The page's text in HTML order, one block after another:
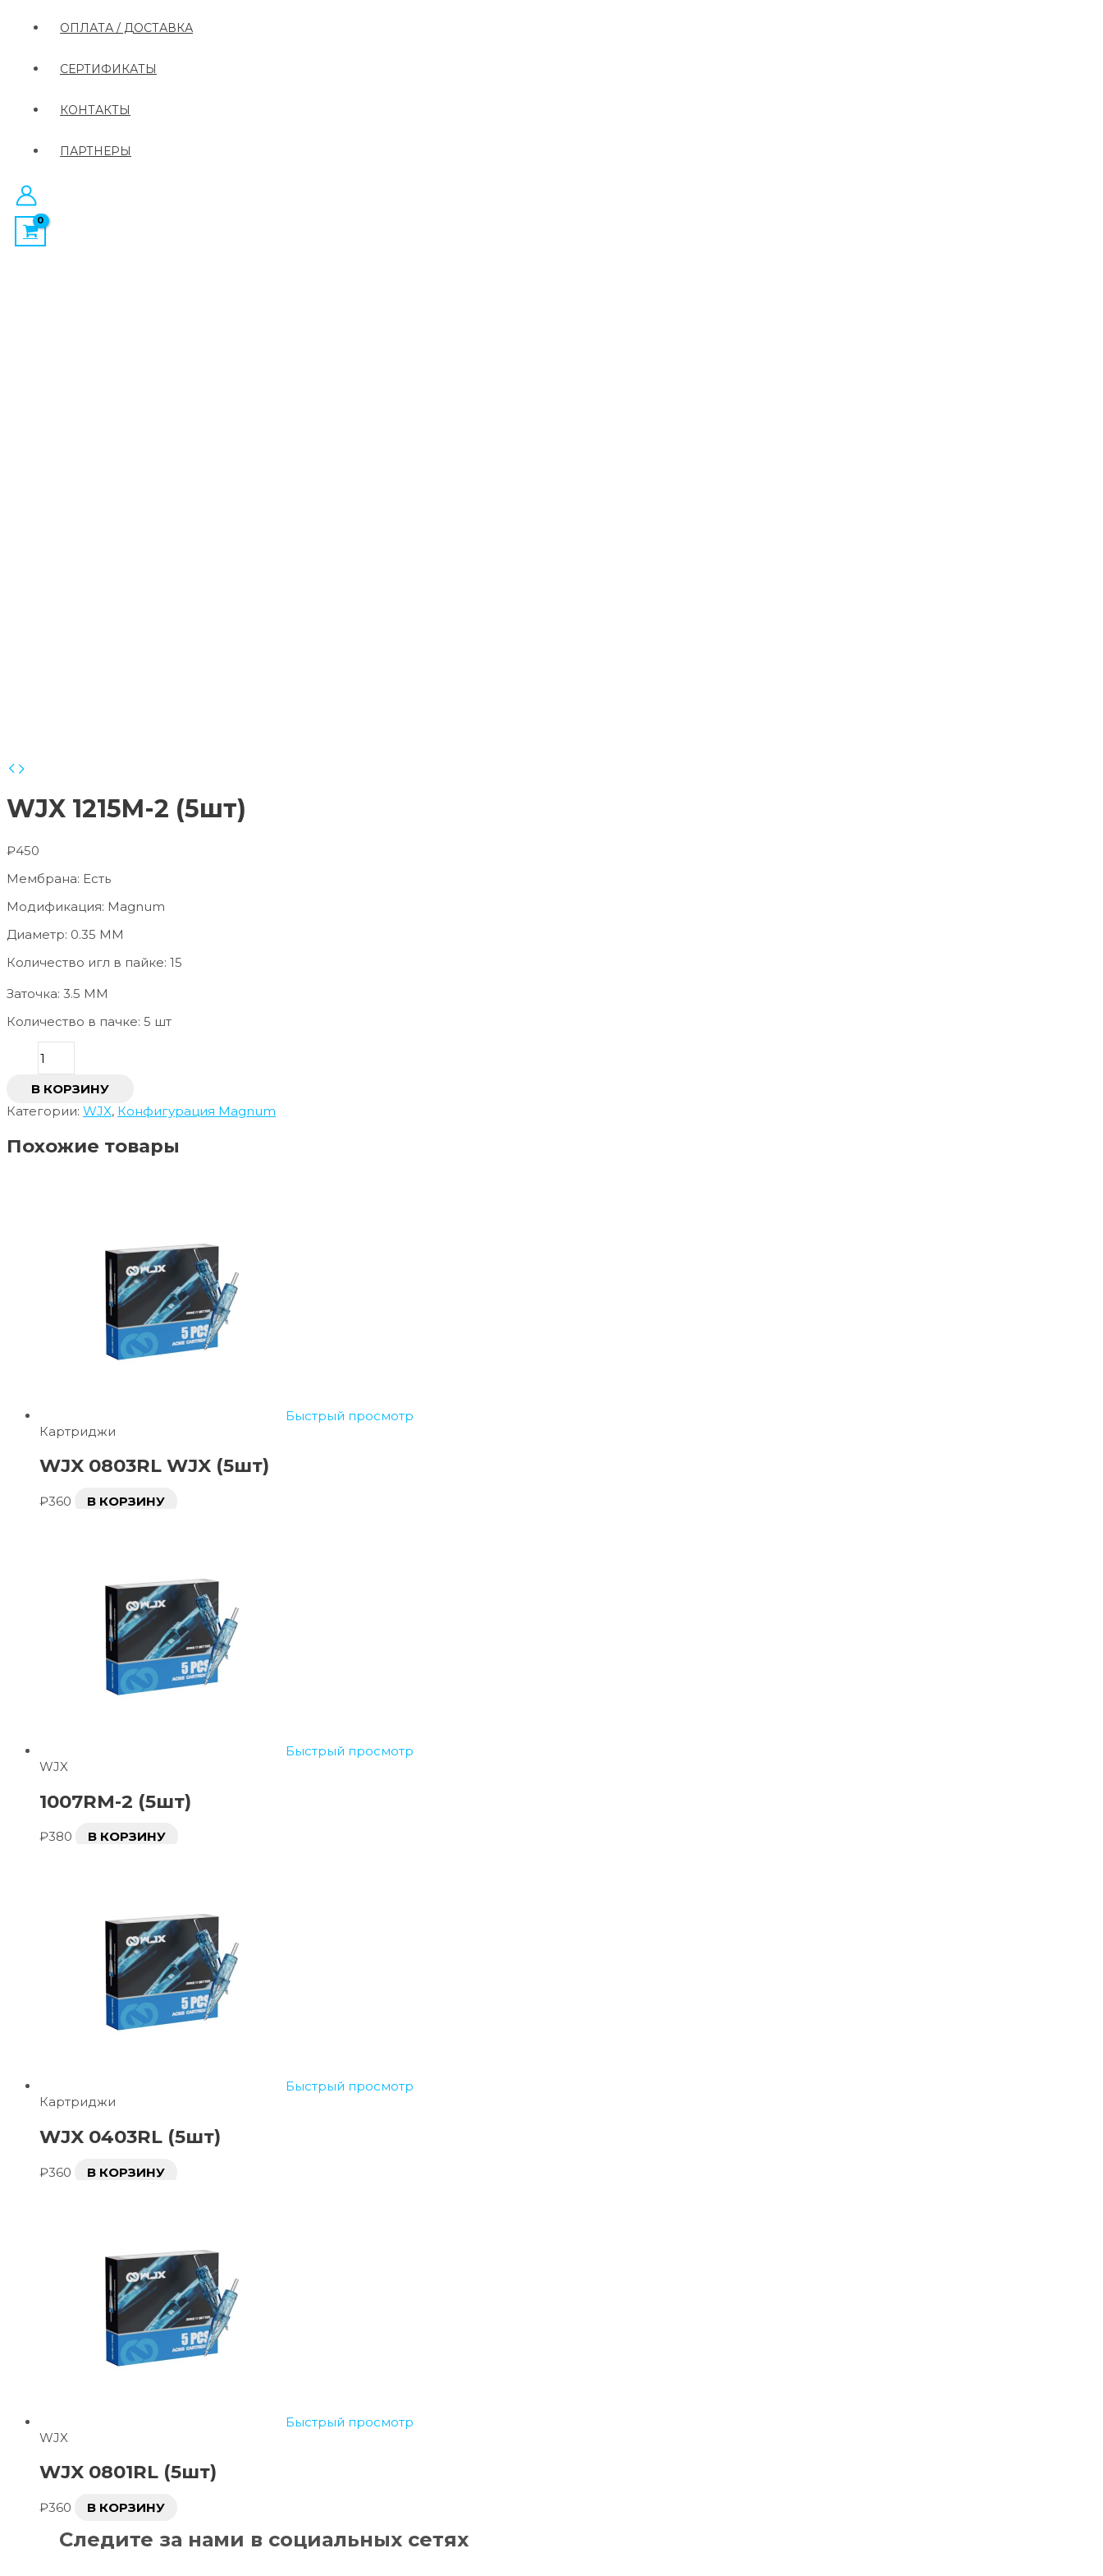
ОПЛАТА / ДОСТАВКА
СЕРТИФИКАТЫ
КОНТАКТЫ
ПАРТНЕРЫ
WJX 1215M-2 (5шт)
₽450
Мембрана: Есть
Модификация: Magnum
Диаметр: 0.35 ММ
Количество игл в пайке: 15
Заточка: 3.5 ММ
Количество в пачке: 5 шт
В КОРЗИНУ
Категории: WJX, Конфигурация Magnum
Похожие товары
Быстрый просмотр
Картриджи
WJX 0803RL WJX (5шт)
₽360 В КОРЗИНУ
Быстрый просмотр
WJX
1007RM-2 (5шт)
₽380 В КОРЗИНУ
Быстрый просмотр
Картриджи
WJX 0403RL (5шт)
₽360 В КОРЗИНУ
Быстрый просмотр
WJX
WJX 0801RL (5шт)
₽360 В КОРЗИНУ
Следите за нами в социальных сетях